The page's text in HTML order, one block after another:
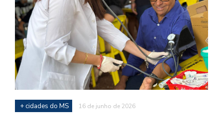
+ cidades do MS 16 de junho de 2026